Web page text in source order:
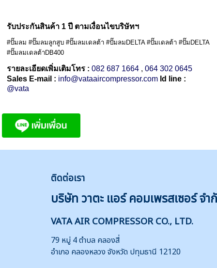
รับประกันสินค้า 1 ปี ตามเงื่อนไขบริษัทฯ
#ปั๊มลม #ปั๊มลมลูกสูบ #ปั๊มลมเดลต้า #ปั๊มลมDELTA #ปั๊มเดลต้า #ปั๊มDELTA
#ปั๊มลมเดลต้าDB400
รายละเอียดเพิ่มเติมโทร :082 687 1664 ,064 302 0645
Sales E-mail : info@vataaircompressor.com Id line :
@vata
ติดต่อเรา
บริษัท วาตะ แอร์ คอมเพรสเซอร์ จำ
VATA AIR COMPRESSOR CO., LTD.
79 หมู่ 4 ตำบล คลองสี่
อำเภอ คลองหลวง จังหวัด ปทุมธานี 12120